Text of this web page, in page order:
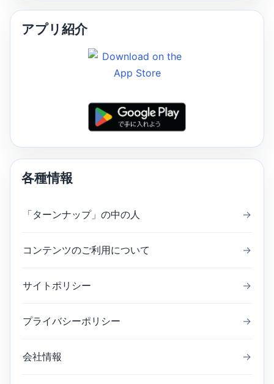
アプリ紹介
各種情報
「ターンナップ」の中の人 →
コンテンツのご利用について →
サイトポリシー →
プライバシーポリシー →
会社情報 →